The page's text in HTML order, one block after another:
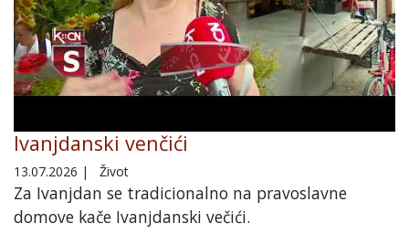
Ivanjdanski venčići
13.07.2026 | Život
Za Ivanjdan se tradicionalno na pravoslavne
domove kače Ivanjdanski večići.